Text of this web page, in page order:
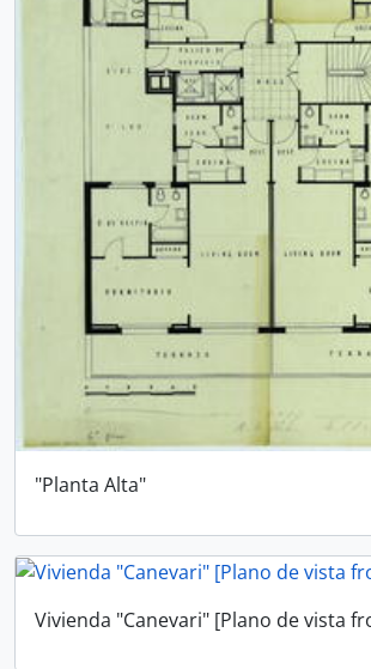
"Planta Alta"
Vivienda "Canevari" [Plano de vista